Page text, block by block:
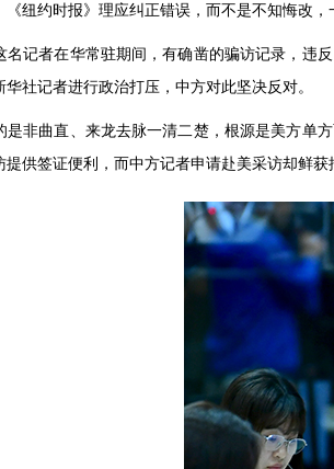
《纽约时报》理应纠正错误，而不是不知悔改，
名记者在华常驻期间，有确凿的骗访记录，违
社记者进行政治打压，中方对此坚决反对。
是非曲直、来龙去脉一清二楚，根源是美方单
提供签证便利，而中方记者申请赴美采访却鲜